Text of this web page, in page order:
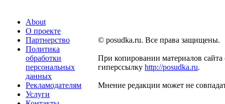
About
О проекте
Партнерство
Политика
обработки
персональных
данных
Рекламодателям
Услуги
© posudka.ru. Все права защищены.
При копировании материалов сайта
гиперссылку http://posudka.ru.
Мнение редакции может не